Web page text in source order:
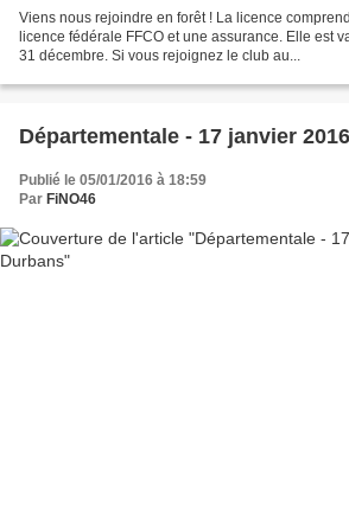
Viens nous rejoindre en forêt ! La licence
licence fédérale FFCO et une assurance. Elle est
31 décembre. Si vous rejoignez le club au...
Départementale - 17 janvier
Publié le 05/01/2016 à 18:59
Par FiNO46